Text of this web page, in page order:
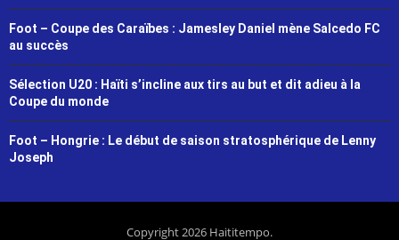
Foot – Coupe des Caraïbes : Jamesley Daniel mène Salcedo FC
au succès
Sélection U20 : Haïti s’incline aux tirs au but et dit adieu à la
Coupe du monde
Foot – Hongrie : Le début de saison stratosphérique de Lenny
Joseph
Copyright 2026 Haititempo.